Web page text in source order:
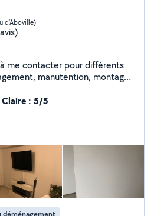
d'Aboville)
manutention, montage
carrosserie bref si je
domaines ce sera avec
pas, je ne m'engage pas.
Claire : 5/5
déménagement